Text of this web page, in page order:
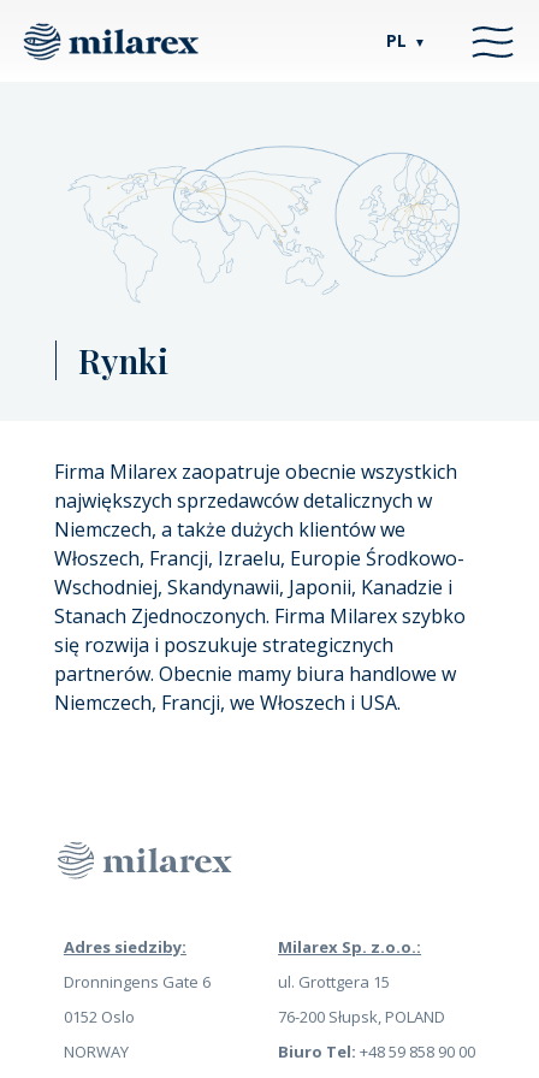
PL ▼
Rynki
Firma Milarex zaopatruje obecnie wszystkich
największych sprzedawców detalicznych w
Niemczech, a także dużych klientów we
Włoszech, Francji, Izraelu, Europie Środkowo-
Wschodniej, Skandynawii, Japonii, Kanadzie i
Stanach Zjednoczonych. Firma Milarex szybko
się rozwija i poszukuje strategicznych
partnerów. Obecnie mamy biura handlowe w
Niemczech, Francji, we Włoszech i USA.
Adres siedziby:
Dronningens Gate 6
0152 Oslo
NORWAY
Milarex Sp. z.o.o.:
ul. Grottgera 15
76-200 Słupsk, POLAND
Biuro Tel: +48 59 858 90 00